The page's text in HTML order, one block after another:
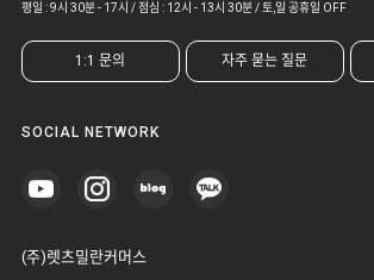
평일 : 9시 30분 - 17시 / 점심 : 12시 - 13시 30분 / 토,일 공휴일 OFF
1:1 문의 자주 묻는 질문
SOCIAL NETWORK
(주)렛츠밀란커머스